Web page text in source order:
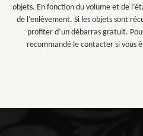
objets. En fonction du volume et de
de l’enlèvement. Si les objets sont
profiter d’un débarras gratuit.
recommandé le contacter si vous